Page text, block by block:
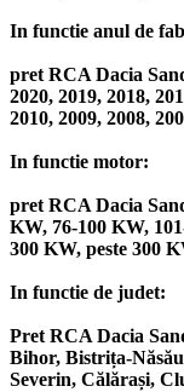
In functie anul de
pret RCA Dacia
2020, 2019, 2018,
2010, 2009, 2008,
In functie motor:
pret RCA Dacia
KW, 76-100 KW,
300 KW, peste 300
In functie de judet:
Pret RCA Dacia
Bihor, Bistrița-
Severin, Călărași,